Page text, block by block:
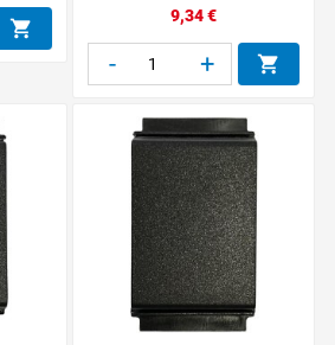

9,34 €Prezzo
- + 